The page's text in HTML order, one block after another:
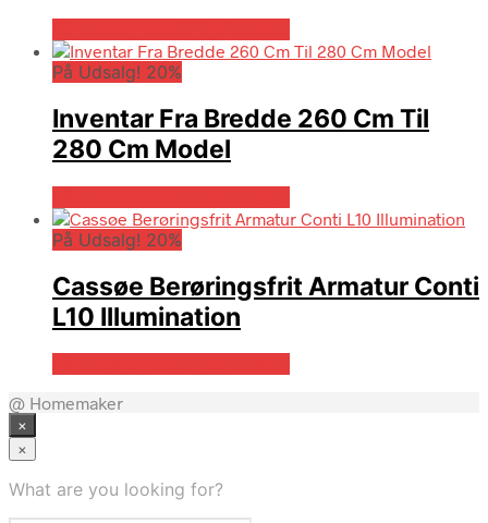
På Udsalg! 20%
Inventar Fra Bredde 260 Cm Til
280 Cm Model
På Udsalg! 20%
Cassøe Berøringsfrit Armatur Conti
L10 Illumination
@ Homemaker
×
×
What are you looking for?